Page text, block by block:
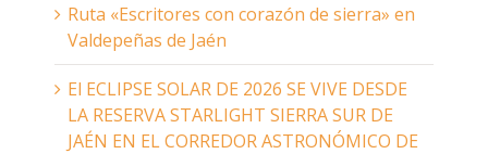
Ruta «Escritores con corazón de sierra» en
Valdepeñas de Jaén
El ECLIPSE SOLAR DE 2026 SE VIVE DESDE
LA RESERVA STARLIGHT SIERRA SUR DE
JAÉN EN EL CORREDOR ASTRONÓMICO DE